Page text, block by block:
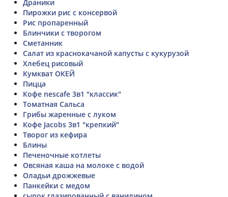
Драники
Пирожки рис с консервой
Рис пропаренный
Блинчики с творогом
Сметанник
Салат из краснокачаной капусты с кукурузой
Хлебец рисовый
Кумкват ОКЕЙ
Пицца
Кофе nescafe 3в1 "классик"
Томатная Сальса
Грибы жаренные с луком
Кофе Jacobs 3в1 "крепкий"
Творог из кефира
Блины
Печеночные котлеты
Овсяная каша на молоке с водой
Оладьи дрожжевые
Панкейки с медом